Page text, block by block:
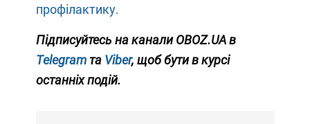
профілактику.
Підписуйтесь на канали OBOZ.UA в
Telegram та Viber, щоб бути в курсі
останніх подій.